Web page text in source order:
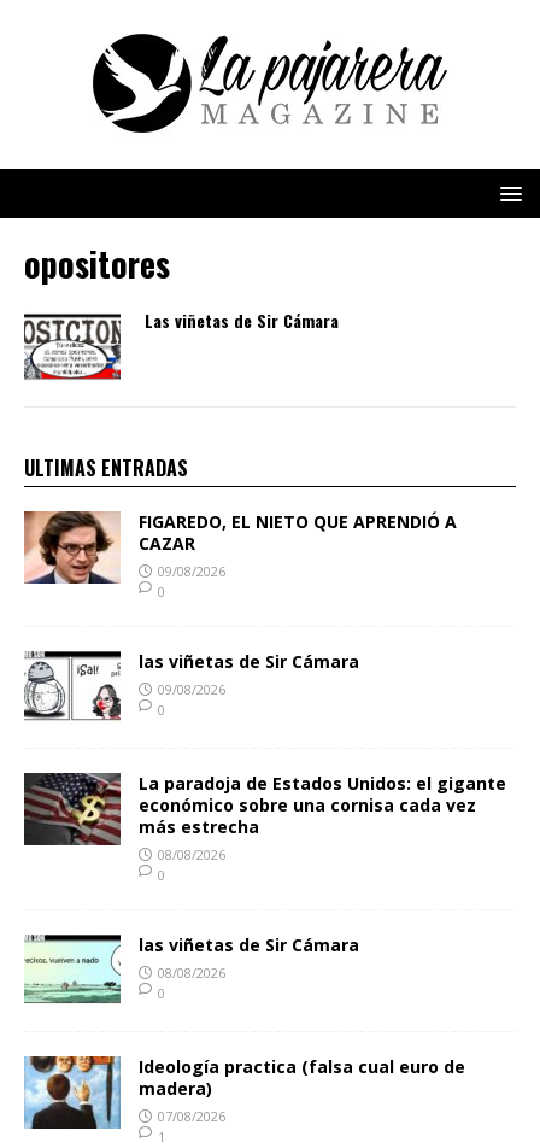
opositores
Las viñetas de Sir Cámara
ULTIMAS ENTRADAS
FIGAREDO, EL NIETO QUE APRENDIÓ A
CAZAR
09/08/2026
0
las viñetas de Sir Cámara
09/08/2026
0
La paradoja de Estados Unidos: el gigante
económico sobre una cornisa cada vez
más estrecha
08/08/2026
0
las viñetas de Sir Cámara
08/08/2026
0
Ideología practica (falsa cual euro de
madera)
07/08/2026
1